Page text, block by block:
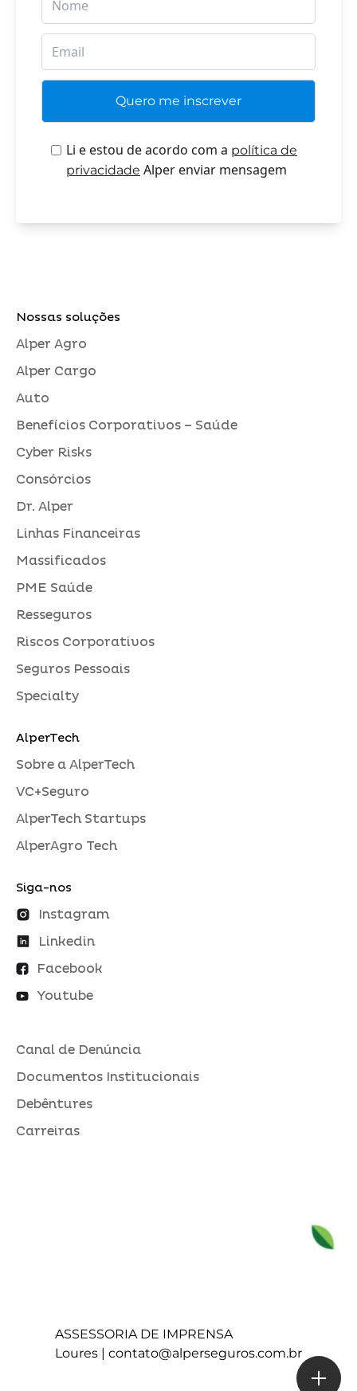
Li e estou de acordo com a política de
privacidade Alper enviar mensagem
Nossas soluções
Alper Agro
Alper Cargo
Auto
Benefícios Corporativos – Saúde
Cyber Risks
Consórcios
Dr. Alper
Linhas Financeiras
Massificados
PME Saúde
Resseguros
Riscos Corporativos
Seguros Pessoais
Specialty
AlperTech
Sobre a AlperTech
VC+Seguro
AlperTech Startups
AlperAgro Tech
Siga-nos
Instagram
Linkedin
Facebook
Youtube
Canal de Denúncia
Documentos Institucionais
Debêntures
Carreiras
ASSESSORIA DE IMPRENSA
Loures | contato@alperseguros.com.br